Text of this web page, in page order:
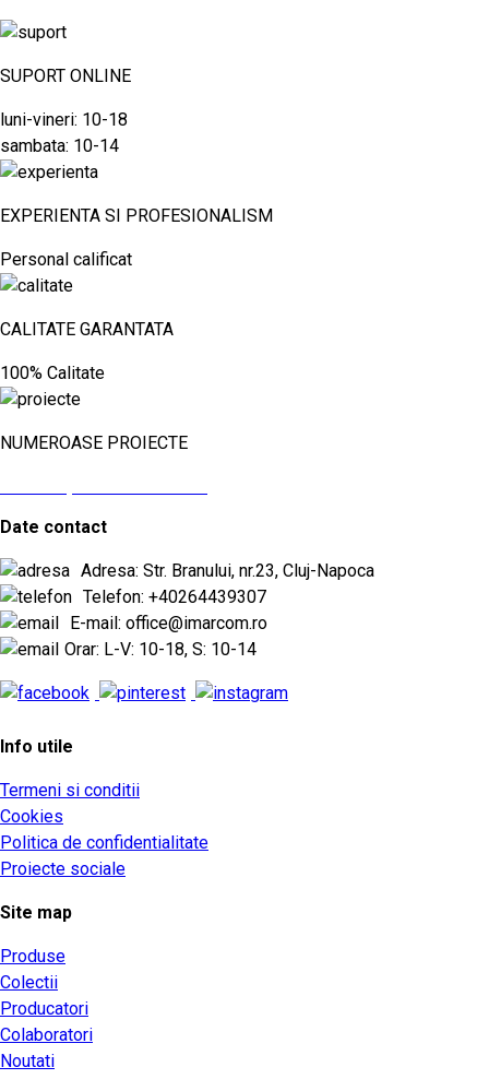
SUPORT ONLINE
luni-vineri: 10-18
sambata: 10-14
EXPERIENTA SI PROFESIONALISM
Personal calificat
CALITATE GARANTATA
100% Calitate
NUMEROASE PROIECTE
Date contact
Adresa: Str. Branului, nr.23, Cluj-Napoca
Telefon: +40264439307
E-mail: office@imarcom.ro
Orar: L-V: 10-18, S: 10-14
Info utile
Termeni si conditii
Cookies
Politica de confidentialitate
Proiecte sociale
Site map
Produse
Colectii
Producatori
Colaboratori
Noutati